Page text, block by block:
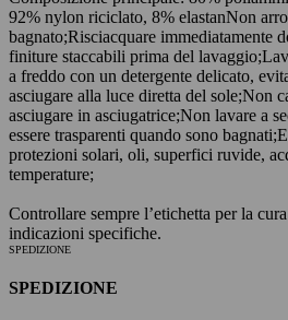
92% nylon riciclato, 8% elastanNon
bagnato;Risciacquare immediatamente
finiture staccabili prima del lavaggio;
a freddo con un detergente delicato,
asciugare alla luce diretta del sole;Non
asciugare in asciugatrice;Non lavare a
essere trasparenti quando sono bagnati;
protezioni solari, oli, superfici ruvide,
temperature;
Controllare sempre l’etichetta per la
indicazioni specifiche.
SPEDIZIONE
SPEDIZIONE